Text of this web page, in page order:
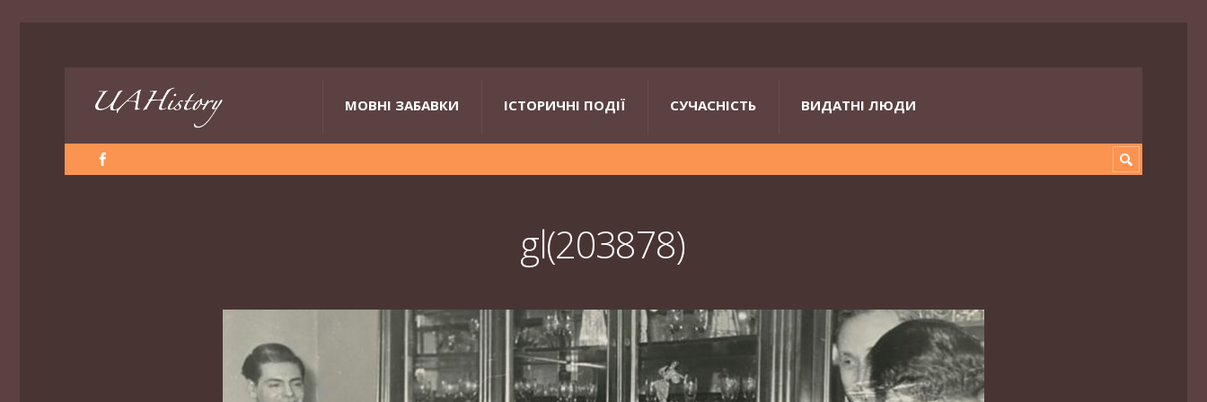
МОВНІ ЗАБАВКИ ІСТОРИЧНІ ПОДІЇ СУЧАСНІСТЬ ВИДАТНІ ЛЮДИ
gl(203878)